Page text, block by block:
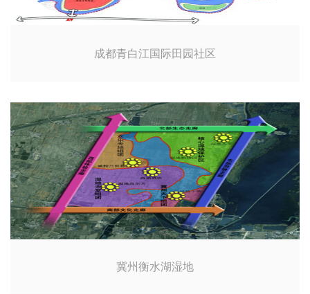
成都青白江国际田园社区
冀州衡水湖湿地